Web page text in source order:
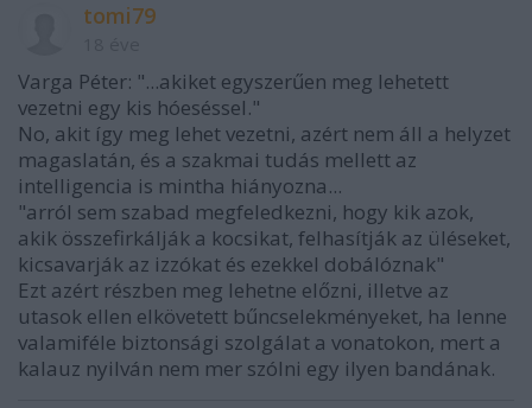
tomi79
Varga Péter: "...akiket egyszerűen meg lehetett
vezetni egy kis hóeséssel."
No, akit így meg lehet vezetni, azért nem áll a helyzet
magaslatán, és a szakmai tudás mellett az
intelligencia is mintha hiányozna...
"arról sem szabad megfeledkezni, hogy kik azok,
akik összefirkálják a kocsikat, felhasítják az üléseket,
kicsavarják az izzókat és ezekkel dobálóznak"
Ezt azért részben meg lehetne előzni, illetve az
utasok ellen elkövetett bűncselekményeket, ha lenne
valamiféle biztonsági szolgálat a vonatokon, mert a
kalauz nyilván nem mer szólni egy ilyen bandának.